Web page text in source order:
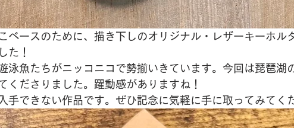
ベースのために、描き下しのオリジナル・レザーキーホル
た！
泳魚たちがニッコニコで勢揃いきています。今回は琵琶湖
くださりました。躍動感がありますね！
手できない作品です。ぜひ記念に気軽に手に取ってみてく